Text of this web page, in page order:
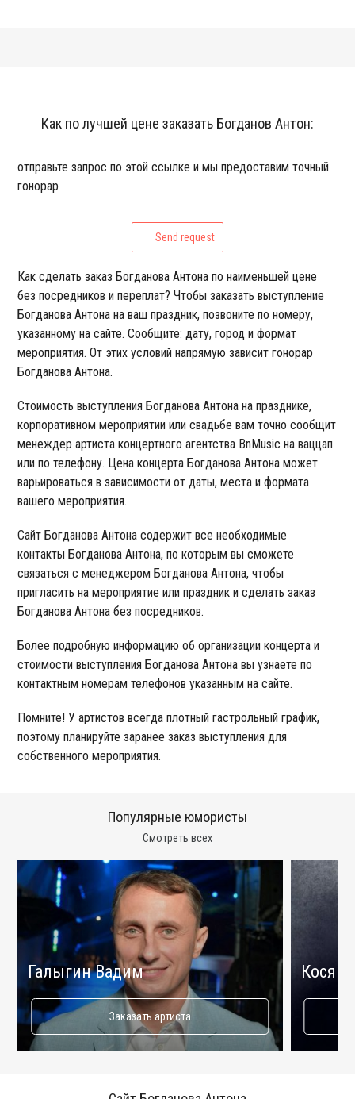
Как по лучшей цене заказать Богданов Антон:
отправьте запрос по этой ссылке и мы предоставим точный
гонорар
Send request
Как сделать заказ Богданова Антона по наименьшей цене
без посредников и переплат? Чтобы заказать выступление
Богданова Антона на ваш праздник, позвоните по номеру,
указанному на сайте. Сообщите: дату, город и формат
мероприятия. От этих условий напрямую зависит гонорар
Богданова Антона.
Стоимость выступления Богданова Антона на празднике,
корпоративном мероприятии или свадьбе вам точно сообщит
менеждер артиста концертного агентства BnMusic на ваццап
или по телефону. Цена концерта Богданова Антона может
варьироваться в зависимости от даты, места и формата
вашего мероприятия.
Сайт Богданова Антона содержит все необходимые
контакты Богданова Антона, по которым вы сможете
связаться с менеджером Богданова Антона, чтобы
пригласить на мероприятие или праздник и сделать заказ
Богданова Антона без посредников.
Более подробную информацию об организации концерта и
стоимости выступления Богданова Антона вы узнаете по
контактным номерам телефонов указанным на сайте.
Помните! У артистов всегда плотный гастрольный график,
поэтому планируйте заранее заказ выступления для
собственного мероприятия.
Смотреть всех
Популярные юмористы
Галыгин Вадим
Заказать артиста